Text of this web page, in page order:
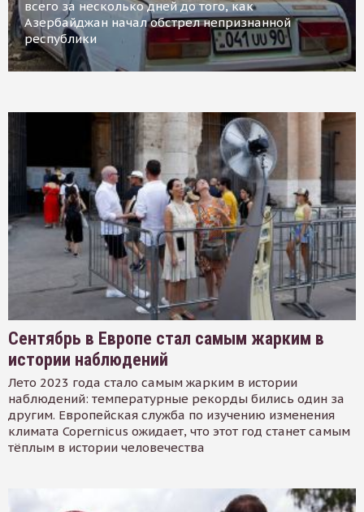
всего за несколько дней до того, как
Азербайджан начал обстрел непризнанной
республики
Сентябрь в Европе стал самым жарким в
истории наблюдений
Лето 2023 года стало самым жарким в истории
наблюдений: температурные рекорды бились один за
другим. Европейская служба по изучению изменения
климата Copernicus ожидает, что этот год станет самым
тёплым в истории человечества